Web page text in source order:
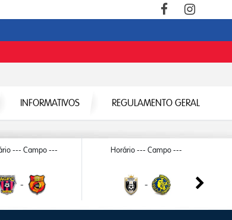
INFORMATIVOS REGULAMENTO GERAL
--- Campo ---
-
Horário --- Campo ---
-